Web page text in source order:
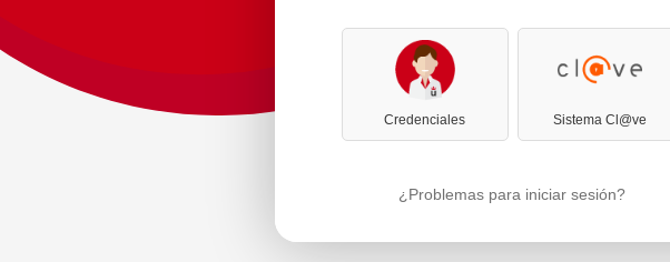
Credenciales Sistema Cl@ve
¿Problemas para iniciar sesión?